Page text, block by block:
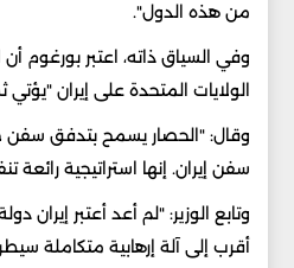
من هذه الدول".
وفي السياق ذاته، اعتبر بورغوم
الولايات المتحدة على إيران "يؤتي
وقال: "الحصار يسمح بتدفق سفن
سفن إيران. إنها استراتيجية رائعة
وتابع الوزير: "لم أعد أعتبر إيران
أقرب إلى آلة إرهابية متكاملة